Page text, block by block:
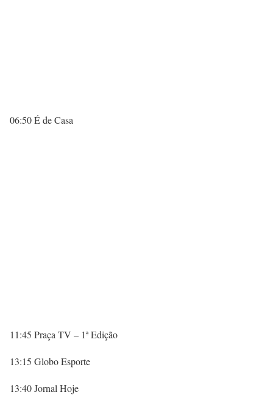
06:50 É de Casa
11:45 Praça TV – 1ª Edição
13:15 Globo Esporte
13:40 Jornal Hoje